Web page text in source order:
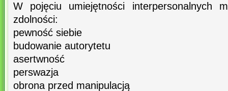
W pojęciu umiejętności interpersonalnych
zdolności:
pewność siebie
budowanie autorytetu
asertwność
perswazja
obrona przed manipulacją